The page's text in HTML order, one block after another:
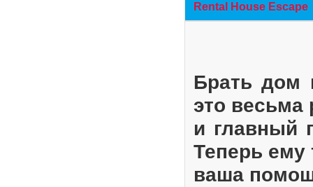
Rental House Escape
Брать дом
это весьма
и главный
Теперь ему
ваша